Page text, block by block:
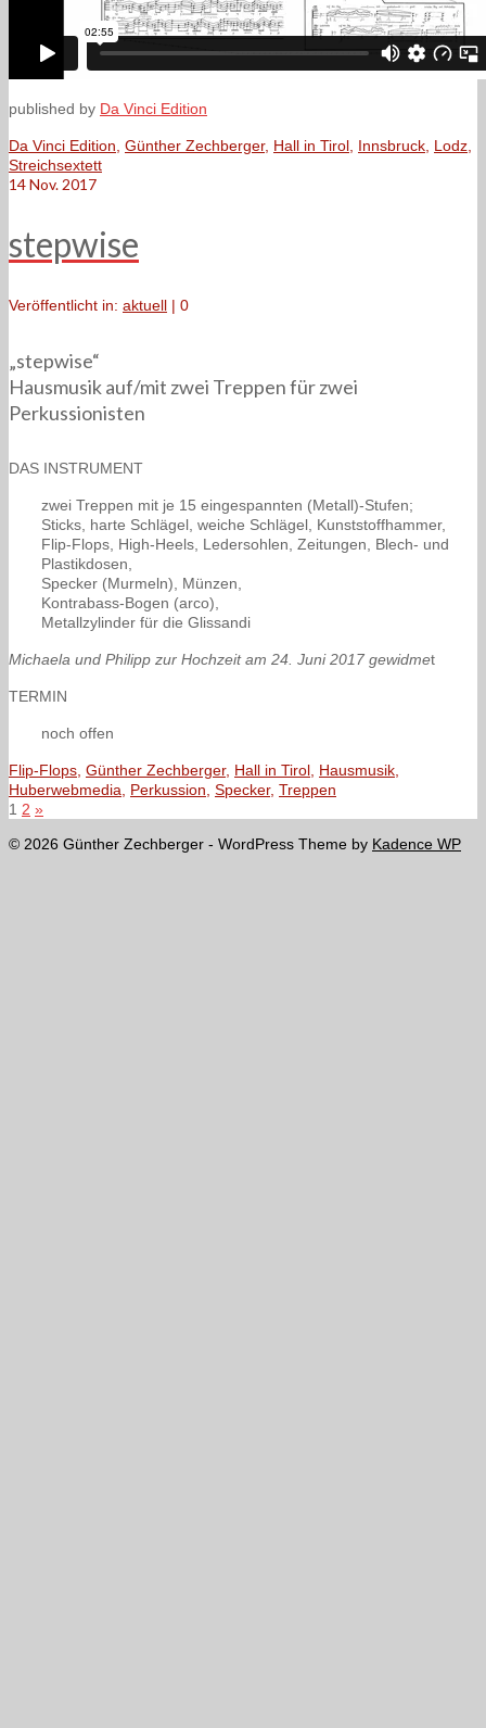
published by Da Vinci Edition
Da Vinci Edition Günther Zechberger, Hall in Tirol Innsbruck Lodz
Streichsextett
14Nov. 2017
stepwise
Veröffentlicht in: aktuell | 0
„stepwise“
Hausmusik auf/mit zwei Treppen für zwei
Perkussionisten
DAS INSTRUMENT
zwei Treppen mit je 15 eingespannten (Metall)-Stufen;
Sticks, harte Schlägel, weiche Schlägel, Kunststoffhammer,
Flip-Flops, High-Heels, Ledersohlen, Zeitungen, Blech- und
Plastikdosen,
Specker (Murmeln), Münzen,
Kontrabass-Bogen (arco),
Metallzylinder für die Glissandi
Michaela und Philipp zur Hochzeit am 24. Juni 2017 gewidmet
TERMIN
noch offen
Flip-Flops Günther Zechberger, Hall in Tirol Hausmusik
Huberwebmedia
Perkussion Specker, Treppen
Seitennummerierung
der
1 2 »
© 2026 Günther Zechberger - WordPress Theme by Kadence WP